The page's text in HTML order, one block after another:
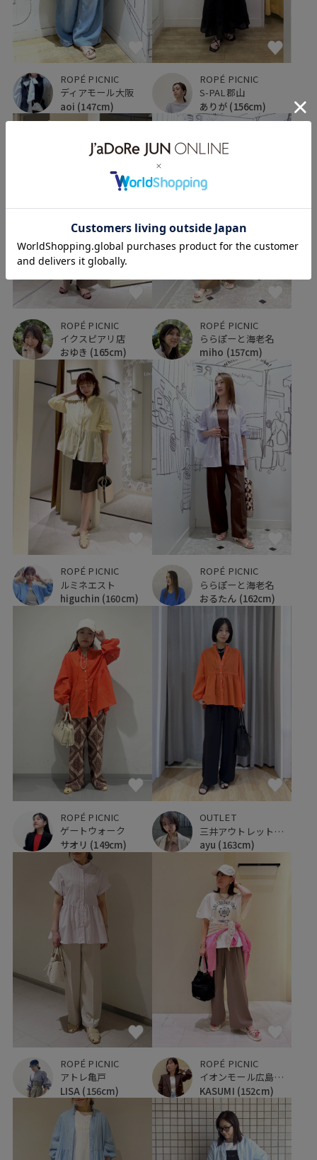
ROPÉ PICNIC
ディアモール大阪
aoi (147cm)
ROPÉ PICNIC
S-PAL郡山
ありが (156cm)
ROPÉ PICNIC
イクスピアリ店
おゆき (165cm)
ROPÉ PICNIC
ららぽーと海老名
miho (157cm)
ROPÉ PICNIC
ルミネエスト
higuchin (160cm)
ROPÉ PICNIC
ららぽーと海老名
おるたん (162cm)
ROPÉ PICNIC
ゲートウォーク
サオリ (149cm)
OUTLET
三井アウトレットパーク ジャズドリーム長島
ayu (163cm)
ROPÉ PICNIC
アトレ亀戸
LISA (156cm)
ROPÉ PICNIC
イオンモール広島府中
KASUMI (152cm)